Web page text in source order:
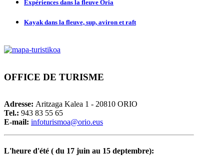
Expériences dans la fleuve Oria
Kayak dans la fleuve, sup, aviron et raft
OFFICE DE TURISME
Adresse: Aritzaga Kalea 1 - 20810 ORIO
Tel.: 943 83 55 65
E-mail: infoturismoa@orio.eus
L'heure d'été ( du 17 juin au 15 deptembre):